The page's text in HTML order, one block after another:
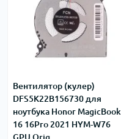
Вентилятор (кулер)
DFS5K22B156730 для
ноутбука Honor MagicBook
16 16Pro 2021 HYM-W76